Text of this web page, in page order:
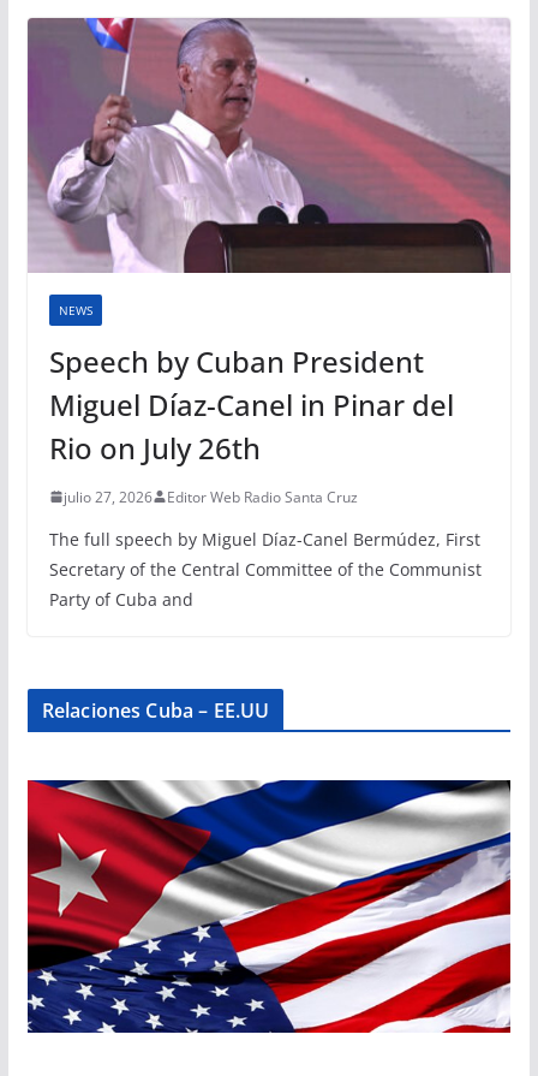
NEWS
Speech by Cuban President
Miguel Díaz-Canel in Pinar del
Rio on July 26th
julio 27, 2026 Editor Web Radio Santa Cruz
The full speech by Miguel Díaz-Canel Bermúdez, First
Secretary of the Central Committee of the Communist
Party of Cuba and
Relaciones Cuba – EE.UU